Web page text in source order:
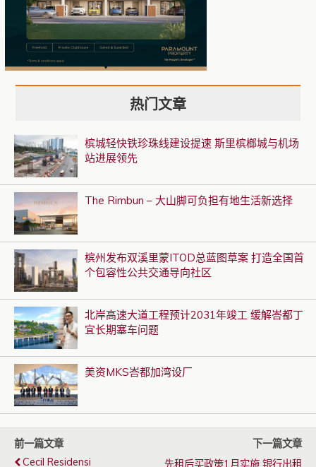
热门文章
槟城轻快铁珍珠线建设提速 斯里槟榔城与机场
站进展领先
The Rimbun – 大山脚可负担有地生活新选择
槟州发布双溪里蒙ITOD总蓝图草案 打造全国首
个包容性公共交通导向社区
北岸高速大道工程预计2031年竣工 缓解峇都丁
宜长期塞车问题
美资MKS峇都加湾设厂
前一篇文章
Cecil Residensi
下一篇文章
先租后买政策1月实施 银行出租